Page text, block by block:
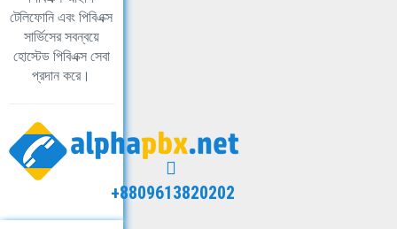
টেলিফোনি এবং পিবিএক্স
সার্ভিসের সবন্বয়ে
হোস্টেড পিবিএক্স সেবা
প্রদান করে।
+8809613820202